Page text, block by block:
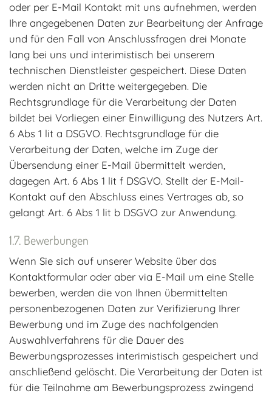
oder per E-Mail Kontakt mit uns aufnehmen, werden
Ihre angegebenen Daten zur Bearbeitung der Anfrage
und für den Fall von Anschlussfragen drei Monate
lang bei uns und interimistisch bei unserem
technischen Dienstleister gespeichert. Diese Daten
werden nicht an Dritte weitergegeben. Die
Rechtsgrundlage für die Verarbeitung der Daten
bildet bei Vorliegen einer Einwilligung des Nutzers Art.
6 Abs 1 lit a DSGVO. Rechtsgrundlage für die
Verarbeitung der Daten, welche im Zuge der
Übersendung einer E-Mail übermittelt werden,
dagegen Art. 6 Abs 1 lit f DSGVO. Stellt der E-Mail-
Kontakt auf den Abschluss eines Vertrages ab, so
gelangt Art. 6 Abs 1 lit b DSGVO zur Anwendung.
Bewerbungen
Wenn Sie sich auf unserer Website über das
Kontaktformular oder aber via E-Mail um eine Stelle
bewerben, werden die von Ihnen übermittelten
personenbezogenen Daten zur Verifizierung Ihrer
Bewerbung und im Zuge des nachfolgenden
Auswahlverfahrens für die Dauer des
Bewerbungsprozesses interimistisch gespeichert und
anschließend gelöscht. Die Verarbeitung der Daten ist
für die Teilnahme am Bewerbungsprozess zwingend